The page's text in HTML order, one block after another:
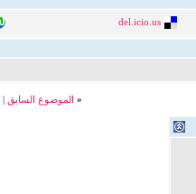
del.icio.us
« الموضوع السابق |